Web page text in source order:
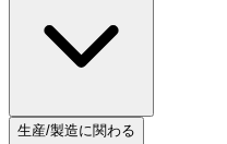
生産/製造に関わる